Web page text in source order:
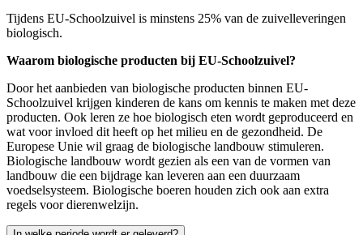
Tijdens EU-Schoolzuivel is minstens 25% van de zuivelleveringen
biologisch.
Waarom biologische producten bij EU-Schoolzuivel?
Door het aanbieden van biologische producten binnen EU-
Schoolzuivel krijgen kinderen de kans om kennis te maken met deze
producten. Ook leren ze hoe biologisch eten wordt geproduceerd en
wat voor invloed dit heeft op het milieu en de gezondheid. De
Europese Unie wil graag de biologische landbouw stimuleren.
Biologische landbouw wordt gezien als een van de vormen van
landbouw die een bijdrage kan leveren aan een duurzaam
voedselsysteem. Biologische boeren houden zich ook aan extra
regels voor dierenwelzijn.